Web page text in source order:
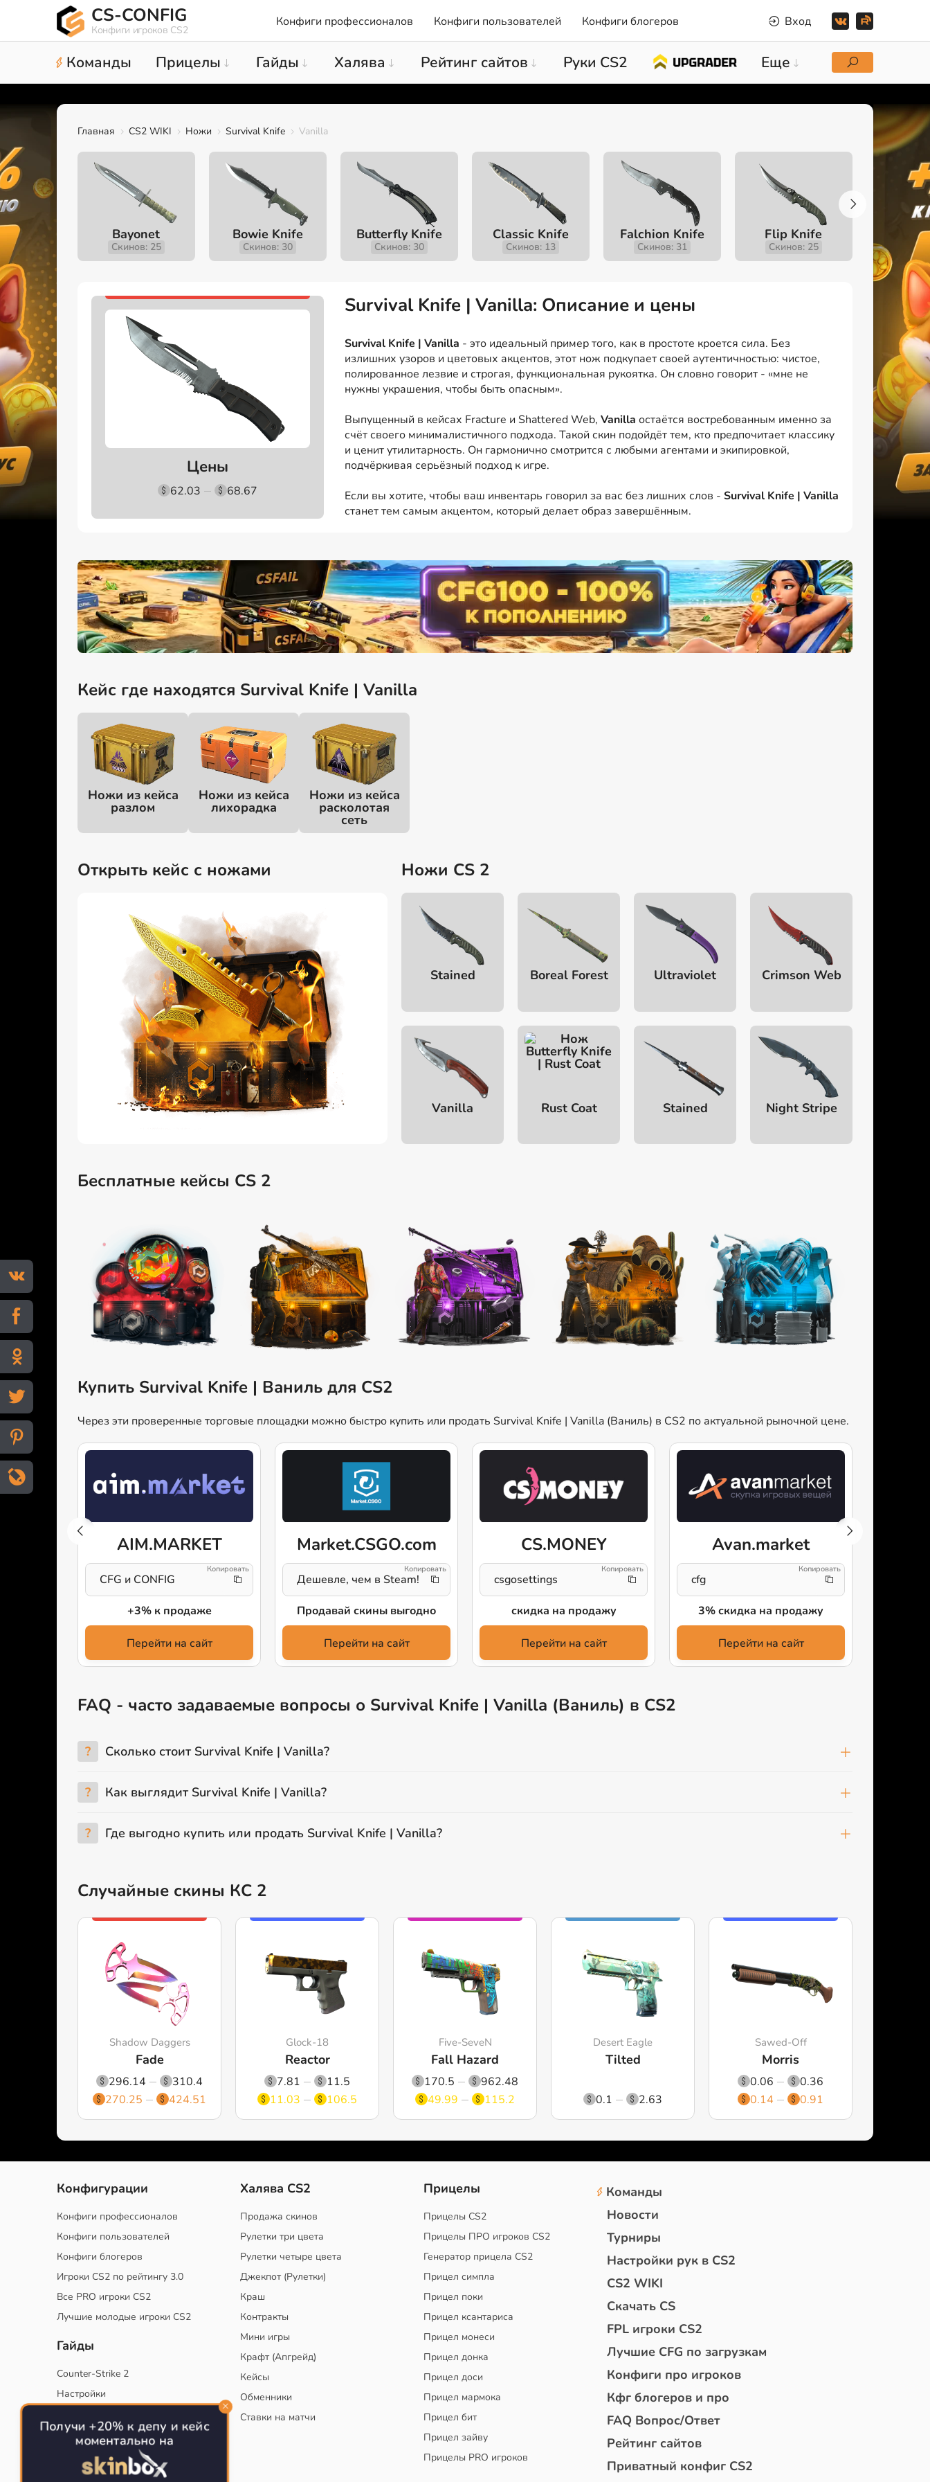
CS-CONFIG
Конфиги игроков CS2
Конфиги профессионалов Конфиги пользователей Конфиги блогеров Вход
Команды Прицелы Гайды Халява Рейтинг сайтов Руки CS2 Еще
Главная CS2 WIKI Ножи Survival Knife Vanilla
Bayonet
Скинов: 25
Bowie Knife
Скинов: 30
Butterfly Knife
Скинов: 30
Classic Knife
Скинов: 13
Falchion Knife
Скинов: 31
Flip Knife
Скинов: 25
Gut
Цены
62.03 68.67
Survival Knife | Vanilla: Описание и цены
Survival Knife | Vanilla - это идеальный пример того, как в простоте кроется сила. Без
излишних узоров и цветовых акцентов, этот нож подкупает своей аутентичностью: чистое,
полированное лезвие и строгая, функциональная рукоятка. Он словно говорит - «мне не
нужны украшения, чтобы быть опасным».
Выпущенный в кейсах Fracture и Shattered Web, Vanilla остаётся востребованным именно за
счёт своего минималистичного подхода. Такой скин подойдёт тем, кто предпочитает классику
и ценит утилитарность. Он гармонично смотрится с любыми агентами и экипировкой,
подчёркивая серьёзный подход к игре.
Если вы хотите, чтобы ваш инвентарь говорил за вас без лишних слов - Survival Knife | Vanilla
станет тем самым акцентом, который делает образ завершённым.
Кейс где находятся Survival Knife | Vanilla
Ножи из кейса
разлом
Ножи из кейса
лихорадка
Ножи из кейса
расколотая
сеть
Открыть кейс с ножами Ножи CS 2
Stained Boreal Forest Ultraviolet Crimson Web
Vanilla Rust Coat Stained Night Stripe
Бесплатные кейсы CS 2
Купить Survival Knife | Ваниль для CS2
Через эти проверенные торговые площадки можно быстро купить или продать Survival Knife | Vanilla (Ваниль) в CS2 по актуальной рыночной цене.
AIM.MARKET
CFG и CONFIG
+3% к продаже
Перейти на сайт
Market.CSGO.com
Дешевле, чем в Steam!
Продавай скины выгодно
Перейти на сайт
CS.MONEY
csgosettings
скидка на продажу
Перейти на сайт
Avan.market
cfg
3% скидка на продажу
Перейти на сайт
FAQ - часто задаваемые вопросы о Survival Knife | Vanilla (Ваниль) в CS2
? Сколько стоит Survival Knife | Vanilla?
? Как выглядит Survival Knife | Vanilla?
? Где выгодно купить или продать Survival Knife | Vanilla?
Случайные скины КС 2
Shadow Daggers
Fade
296.14
310.4
270.25
424.51
Glock-18
Reactor
7.81
11.5
11.03
106.5
Five-SeveN
Fall Hazard
170.5
962.48
49.99
115.2
Desert Eagle
Tilted
0.1 2.63
Sawed-Off
Morris
0.06
0.36
0.14
0.91
Конфигурации
Конфиги профессионалов
Конфиги пользователей
Конфиги блогеров
Игроки CS2 по рейтингу 3.0
Все PRO игроки CS2
Лучшие молодые игроки CS2
Гайды
Counter-Strike 2
Настройки
Тактики
Конфиг для тренировок в CS
Как сохранить свой конфиг CS
Халява CS2
Продажа скинов
Рулетки три цвета
Рулетки четыре цвета
Джекпот (Рулетки)
Краш
Контракты
Мини игры
Крафт (Апгрейд)
Кейсы
Обменники
Ставки на матчи
Прицелы
Прицелы CS2
Прицелы ПРО игроков CS2
Генератор прицела CS2
Прицел симпла
Прицел поки
Прицел ксантариса
Прицел монеси
Прицел донка
Прицел доси
Прицел мармока
Прицел бит
Прицел зайву
Прицелы PRO игроков
Команды
Новости
Турниры
Настройки рук в CS2
CS2 WIKI
Скачать CS
FPL игроки CS2
Лучшие CFG по загрузкам
Конфиги про игроков
Кфг блогеров и про
FAQ Вопрос/Ответ
Рейтинг сайтов
Приватный конфиг CS2
Получи +20% к депу и кейс
моментально на